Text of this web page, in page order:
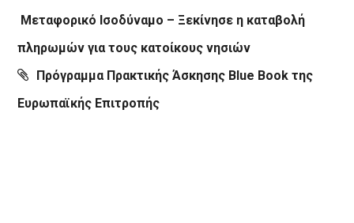
Μεταφορικό Ισοδύναμο – Ξεκίνησε η καταβολή
πληρωμών για τους κατοίκους νησιών
Πρόγραμμα Πρακτικής Άσκησης Blue Book της
Ευρωπαϊκής Επιτροπής